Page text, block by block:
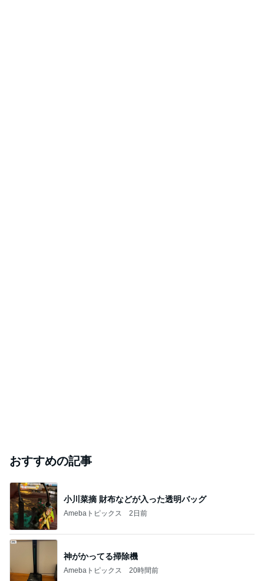
おすすめの記事
小川菜摘 財布などが入った透明バッグ
Amebaトピックス 2日前
神がかってる掃除機
Amebaトピックス 20時間前